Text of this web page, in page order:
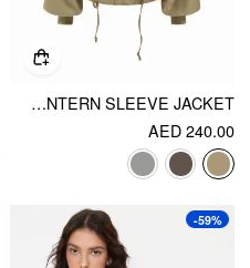
SUEDE COLLAR DRAWSTRING CINCHED WAIST ZIP THROUGH LANTERN SLEEVE JACKET
AED 240.00
-59%